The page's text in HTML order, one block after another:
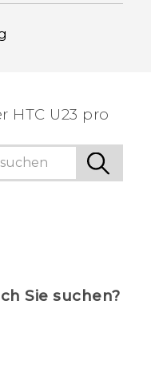
HTC U23 pro
Sie suchen?